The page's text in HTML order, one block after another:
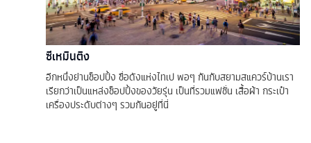
ซีเหมินติง
อีกหนึ่งย่านช็อปปิ้ง ชื่อดังแห่งไทเป พอๆ กันกับสยามสแควร์บ้านเรา
เรียกว่าเป็นแหล่งช็อปปิ้งของวัยรุ่น เป็นที่รวมแฟชั่น เสื้อผ้า กระเป๋า
เครื่องประดับต่างๆ รวมกันอยู่ที่นี่